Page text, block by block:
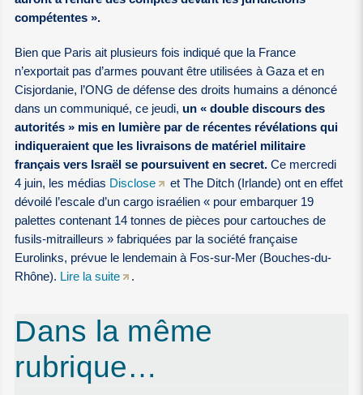
compétentes ».
Bien que Paris ait plusieurs fois indiqué que la France
n’exportait pas d’armes pouvant être utilisées à Gaza et en
Cisjordanie, l’ONG de défense des droits humains a dénoncé
dans un communiqué, ce jeudi, un « double discours des
autorités » mis en lumière par de récentes révélations qui
indiqueraient que les livraisons de matériel militaire
français vers Israël se poursuivent en secret. Ce mercredi
4 juin, les médias Disclose
et The Ditch (Irlande) ont en effet
dévoilé l’escale d’un cargo israélien « pour embarquer 19
palettes contenant 14 tonnes de pièces pour cartouches de
fusils-mitrailleurs » fabriquées par la société française
Eurolinks, prévue le lendemain à Fos-sur-Mer (Bouches-du-
Rhône). Lire la suite .
Dans la même
rubrique…